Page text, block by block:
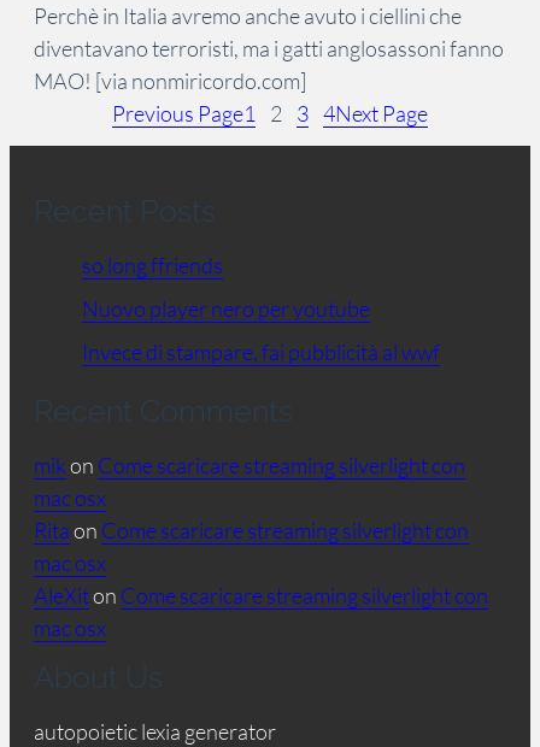
Perchè in Italia avremo anche avuto i ciellini che
diventavano terroristi, ma i gatti anglosassoni fanno
MAO! [via nonmiricordo.com]
Previous Page1 2 3 4Next Page
Recent Posts
so long ffriends
Nuovo player nero per youtube
Invece di stampare, fai pubblicità al wwf
Recent Comments
mikon Come scaricare streaming silverlight con
mac osx
Ritaon Come scaricare streaming silverlight con
mac osx
AleXiton Come scaricare streaming silverlight con
mac osx
About Us
autopoietic lexia generator